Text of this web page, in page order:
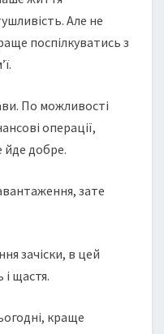
Але не
поспілкуватись з
По можливості
операції,
йде добре.
зате
зачіски, в цей
і щастя.
краще